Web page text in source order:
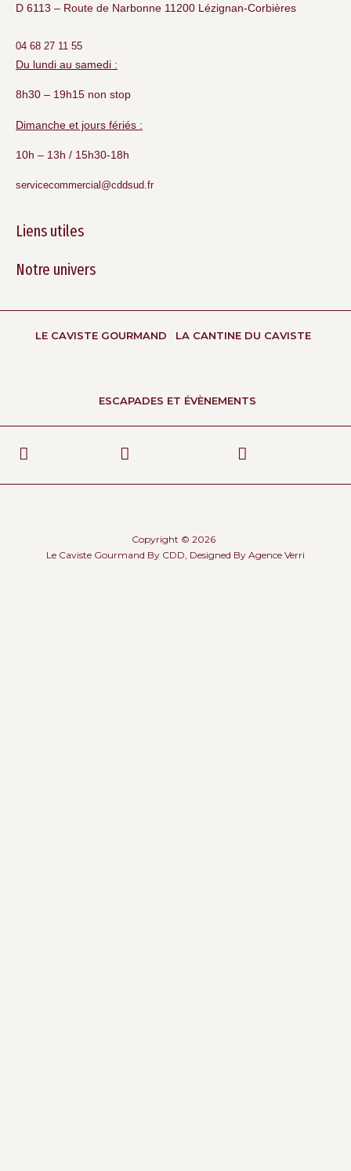
D 6113 – Route de Narbonne 11200 Lézignan-Corbières
04 68 27 11 55
Du lundi au samedi :
8h30 – 19h15 non stop
Dimanche et jours fériés :
10h – 13h / 15h30-18h
servicecommercial@cddsud.fr
Liens utiles
Notre univers
LE CAVISTE GOURMAND LA CANTINE DU CAVISTE
ESCAPADES ET ÉVÈNEMENTS
Copyright © 2026
Le Caviste Gourmand By CDD, Designed By Agence Verri